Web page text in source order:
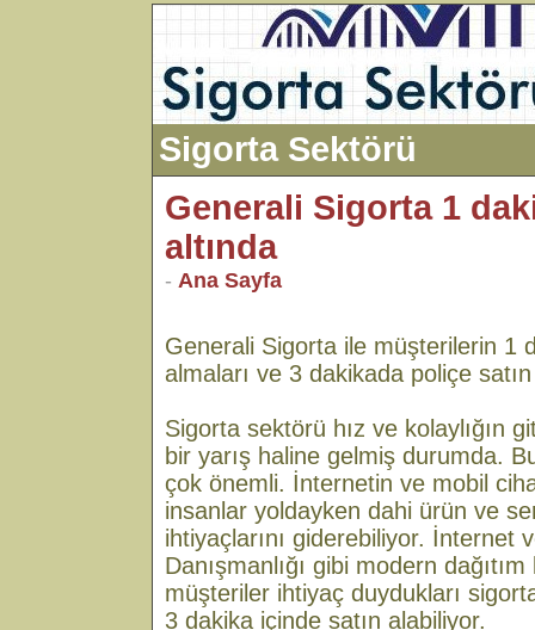
Sigorta Sektörü
Generali Sigorta 1
altında
- Ana Sayfa
Generali Sigorta ile müşterilerin 1
almaları ve 3 dakikada poliçe
Sigorta sektörü hız ve kolaylığın
bir yarış haline gelmiş durumda.
çok önemli. İnternetin ve mobil
insanlar yoldayken dahi ürün ve
ihtiyaçlarını giderebiliyor. İnternet
Danışmanlığı gibi modern
müşteriler ihtiyaç duydukları
3 dakika içinde satın alabiliyor.